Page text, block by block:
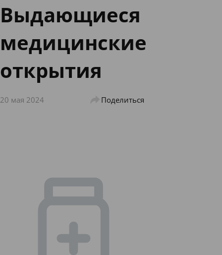
Выдающиеся
медицинские
открытия
20 мая 2024 Поделиться